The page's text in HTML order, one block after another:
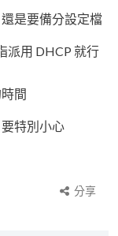
是要備分設定檔
派用 DHCP 就行
間
特別小心
分享